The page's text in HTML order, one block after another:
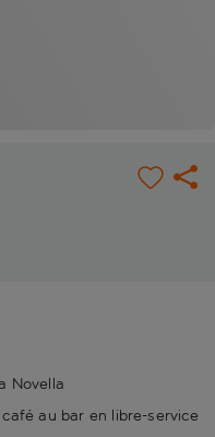
Novella
au bar en libre-service